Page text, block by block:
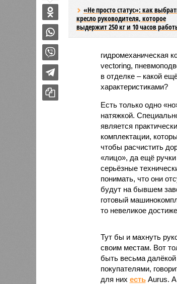
«Не просто статус»: как
кресло руководителя, которое
выдержит 250 кг и 10 часов
гидромеханическая
vectoring,
в отделке – какой
характеристиками?
Есть только одно
натяжкой.
является
комплектации,
чтобы расчистить
«лицо», да ещё
серьёзные
понимать, что они
будут на бывшем
готовый
то невеликое
Тут бы и махнуть
своим местам. Вот
быть весьма
покупателями,
для них естьAurus. А